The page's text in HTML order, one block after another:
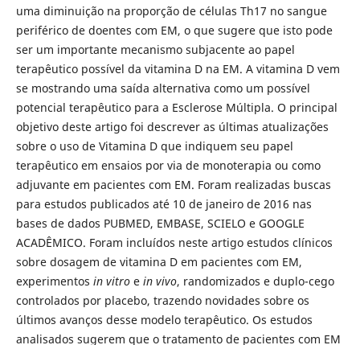
uma diminuição na proporção de células Th17 no sangue
periférico de doentes com EM, o que sugere que isto pode
ser um importante mecanismo subjacente ao papel
terapêutico possível da vitamina D na EM. A vitamina D vem
se mostrando uma saída alternativa como um possível
potencial terapêutico para a Esclerose Múltipla. O principal
objetivo deste artigo foi descrever as últimas atualizações
sobre o uso de Vitamina D que indiquem seu papel
terapêutico em ensaios por via de monoterapia ou como
adjuvante em pacientes com EM. Foram realizadas buscas
para estudos publicados até 10 de janeiro de 2016 nas
bases de dados PUBMED, EMBASE, SCIELO e GOOGLE
ACADÊMICO. Foram incluídos neste artigo estudos clínicos
sobre dosagem de vitamina D em pacientes com EM,
experimentos in vitro e in vivo, randomizados e duplo-cego
controlados por placebo, trazendo novidades sobre os
últimos avanços desse modelo terapêutico. Os estudos
analisados sugerem que o tratamento de pacientes com EM